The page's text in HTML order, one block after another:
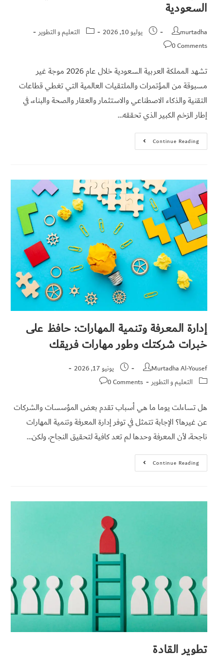
السعودية
murtadha يوليو 10, 2026
التعليم و التطوير
0 Comments
تشهد المملكة العربية السعودية خلال عام 2026 موجة غير
مسبوقة من المؤتمرات والملتقيات العالمية التي تغطي قطاعات
التقنية والذكاء الاصطناعي والاستثمار والعقار والصحة والبناء، في
إطار الزخم الكبير الذي تحققه…
Continue Reading
إدارة المعرفة وتنمية المهارات: حافظ على
خبرات شركتك وطور مهارات فريقك
Murtadha Al-Yousef
يونيو 17, 2026
التعليم و التطوير
0 Comments
هل تساءلت يوما ما هي أسباب تقدم بعض المؤسسات والشركات
عن غيرها؟ الإجابة تتمثل في توفر إدارة المعرفة وتنمية المهارات
ناجحة، لأن المعرفة وحدها لم تعد كافية لتحقيق النجاح، ولكن…
Continue Reading
تطوير القادة